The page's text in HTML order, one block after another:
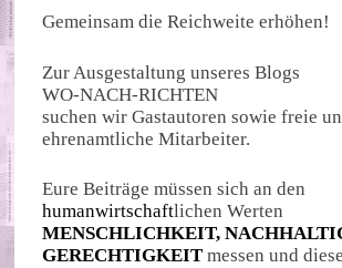
Gemeinsam die Reichweite erhöhen!
Zur Ausgestaltung unseres Blogs
WO-NACH-RICHTEN
suchen wir Gastautoren sowie freie
ehrenamtliche Mitarbeiter.
Eure Beiträge müssen sich an den
humanwirtschaftlichen Werten
MENSCHLICHKEIT,
GERECHTIGKEIT messen und